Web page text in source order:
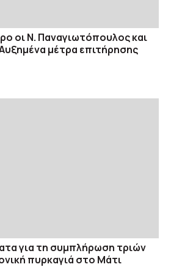
οι Ν. Παναγιωτόπουλος και
μέτρα επιτήρησης
για τη συμπλήρωση τριών
πυρκαγιά στο Μάτι